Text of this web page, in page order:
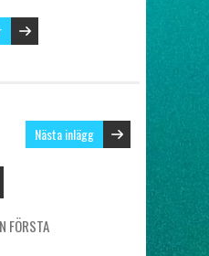
Nästa inlägg
FÖRSTA